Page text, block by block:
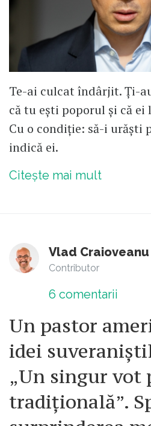
Te-ai culcat îndârjit. Ți-
că tu ești poporul și că
Cu o condiție: să-i urăști
indică ei.
Citește mai mult
Vlad Craioveanu
Contributor
6 comentarii
Un pastor
idei
„Un singur vot
tradițională”.